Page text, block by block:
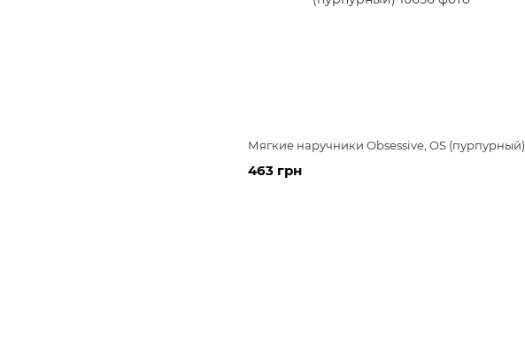
Мягкие наручники Obsessive, OS (пурпурный)
463 грн